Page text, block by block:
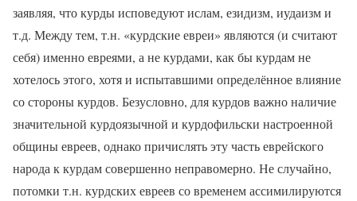
заявляя, что курды исповедуют ислам, езидизм, иудаизм и
т.д. Между тем, т.н. «курдские евреи» являются (и считают
себя) именно евреями, а не курдами, как бы курдам не
хотелось этого, хотя и испытавшими определённое влияние
со стороны курдов. Безусловно, для курдов важно наличие
значительной курдоязычной и курдофильски настроенной
общины евреев, однако причислять эту часть еврейского
народа к курдам совершенно неправомерно. Не случайно,
потомки т.н. курдских евреев со временем ассимилируются